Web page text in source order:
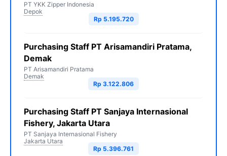
PT YKK Zipper Indonesia
Depok
Rp 5.195.720
Purchasing Staff PT Arisamandiri Pratama,
Demak
PT Arisamandiri Pratama
Demak
Rp 3.122.806
Purchasing Staff PT Sanjaya Internasional
Fishery, Jakarta Utara
PT Sanjaya Internasional Fishery
Jakarta Utara
Rp 5.396.761